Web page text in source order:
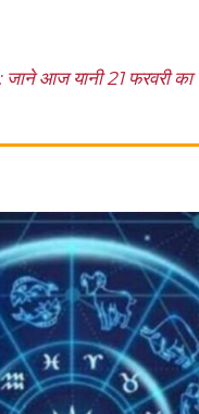
यानी 21 फरवरी का